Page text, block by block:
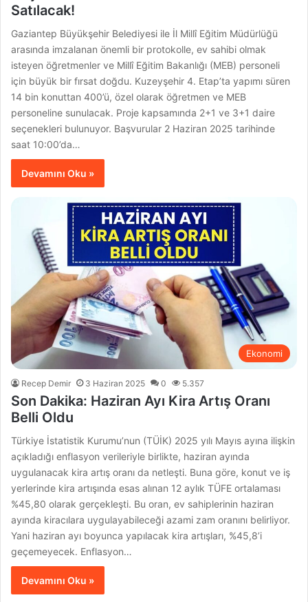
Satılacak!
Gaziantep Büyükşehir Belediyesi ile İl Millî Eğitim Müdürlüğü
arasında imzalanan önemli bir protokolle, ev sahibi olmak
isteyen öğretmenler ve Millî Eğitim Bakanlığı (MEB) personeli
için büyük bir fırsat doğdu. Kuzeyşehir 4. Etap’ta yapımı süren
14 bin konuttan 400’ü, özel olarak öğretmen ve MEB
personeline sunulacak. Proje kapsamında 2+1 ve 3+1 daire
seçenekleri bulunuyor. Başvurular 2 Haziran 2025 tarihinde
saat 10:00’da…
Devamını Oku »
Ekonomi
Recep Demir 3 Haziran 2025 0 5.357
Son Dakika: Haziran Ayı Kira Artış Oranı
Belli Oldu
Türkiye İstatistik Kurumu’nun (TÜİK) 2025 yılı Mayıs ayına ilişkin
açıkladığı enflasyon verileriyle birlikte, haziran ayında
uygulanacak kira artış oranı da netleşti. Buna göre, konut ve iş
yerlerinde kira artışında esas alınan 12 aylık TÜFE ortalaması
%45,80 olarak gerçekleşti. Bu oran, ev sahiplerinin haziran
ayında kiracılara uygulayabileceği azami zam oranını belirliyor.
Yani haziran ayı boyunca yapılacak kira artışları, %45,8’i
geçemeyecek. Enflasyon…
Devamını Oku »